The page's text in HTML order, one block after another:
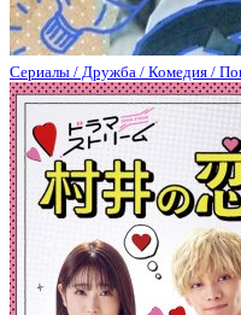
Сериалы / Дружба / Комедия /